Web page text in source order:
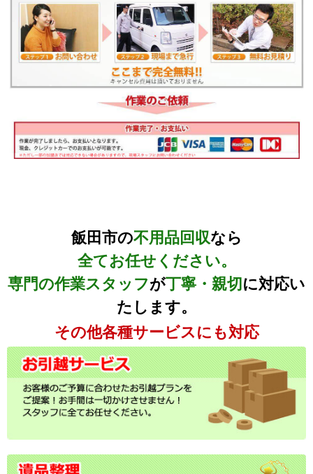
飯田市の不用品回収なら
全てお任せください。
専門の作業スタッフが丁寧・親切 に対応い
たします。
その他各種サービスにも対応